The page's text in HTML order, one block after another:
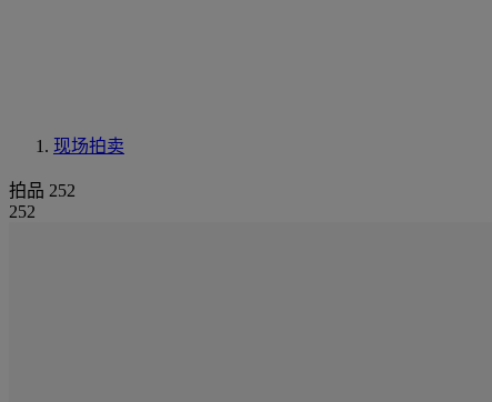
现场拍卖
拍品 252
252